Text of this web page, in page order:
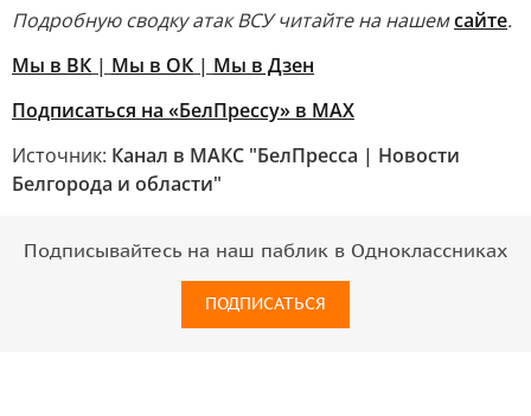
Подробную сводку атак ВСУ читайте на нашемсайте.
Мы в ВК | Мы в ОК | Мы в Дзен
Подписаться на «БелПрессу» в МАХ
Источник: Канал в МАКС "БелПресса | Новости
Белгорода и области"
Подписывайтесь на наш паблик в Одноклассниках
ПОДПИСАТЬСЯ